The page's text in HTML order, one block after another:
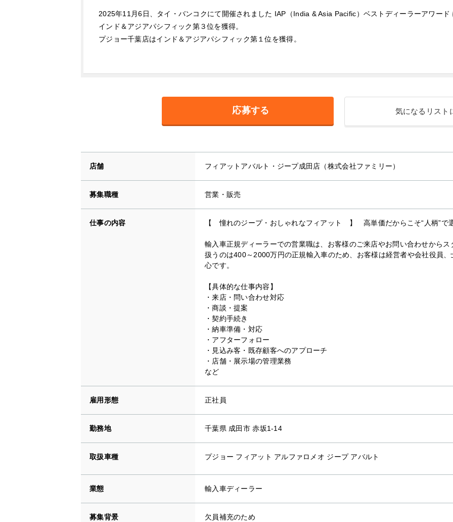
2025年11月6日、タイ・バンコクにて開催されました IAP（India & Asia Pacific）ベストディーラーアワー
インド＆アジアパシフィック第３位を獲得。
プジョー千葉店はインド＆アジアパシフィック第１位を獲得。
応募する 気になるリスト
店舗 フィアットアバルト・ジープ成田店（株式会社ファミリー）
募集職種 営業・販売
仕事の内容 【 憧れのジープ・おしゃれなフィアット 】 高単価だからこそ“人柄”で
輸入車正規ディーラーでの営業職は、お客様のご来店やお問い合わせからス
扱うのは400～2000万円の正規輸入車のため、お客様は経営者や会社役員
心です。
【具体的な仕事内容】
・来店・問い合わせ対応
・商談・提案
・契約手続き
・納車準備・対応
・アフターフォロー
・見込み客・既存顧客へのアプローチ
・店舗・展示場の管理業務
など
雇用形態 正社員
勤務地 千葉県 成田市 赤坂1-14
取扱車種 プジョー フィアット アルファロメオ ジープ アバルト
業態 輸入車ディーラー
募集背景 欠員補充のため